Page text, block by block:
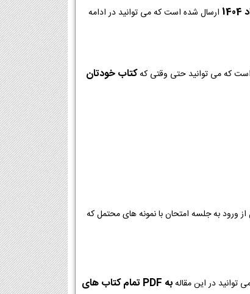
ارسال شده است که می توانید در ادامه
کتاب خودتان
ورود به جلسه امتحان با نمونه های محتمل که
توانید در این مقاله
به PDF تمام کتاب های